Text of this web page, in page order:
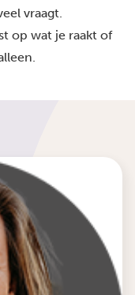
vraagt.
op wat je raakt of